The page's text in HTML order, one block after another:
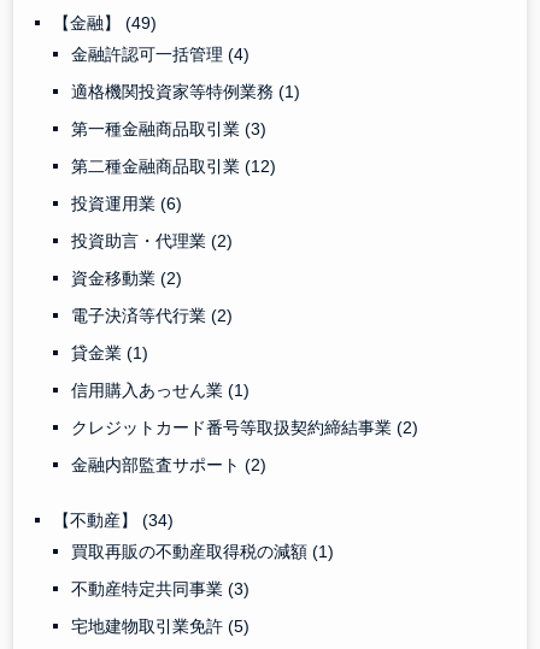
【金融】(49)
金融許認可一括管理(4)
適格機関投資家等特例業務(1)
第一種金融商品取引業(3)
第二種金融商品取引業(12)
投資運用業(6)
投資助言・代理業(2)
資金移動業(2)
電子決済等代行業(2)
貸金業(1)
信用購入あっせん業(1)
クレジットカード番号等取扱契約締結事業(2)
金融内部監査サポート(2)
【不動産】(34)
買取再販の不動産取得税の減額(1)
不動産特定共同事業(3)
宅地建物取引業免許(5)